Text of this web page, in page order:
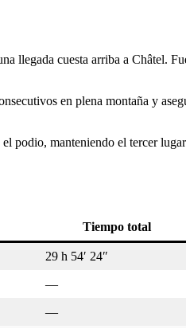
llegada cuesta arriba a Châtel.
en plena montaña y
podio, manteniendo el tercer
Tiempo total
29 h 54′ 24″
—
—